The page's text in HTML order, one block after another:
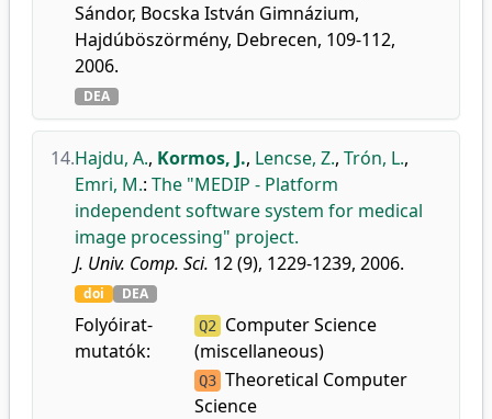
Sándor, Bocska István Gimnázium,
Hajdúböszörmény, Debrecen, 109-112,
2006.
DEA
14.Hajdu, A., Kormos, J., Lencse, Z., Trón, L.,
Emri, M.: The "MEDIP - Platform
independent software system for medical
image processing" project.
J. Univ. Comp. Sci. 12 (9), 1229-1239, 2006.
doi DEA
Folyóirat-
mutatók:
Q2
Computer Science
(miscellaneous)
Q3 Theoretical Computer
Science